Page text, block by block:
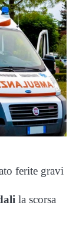
ferite gravi
la scorsa